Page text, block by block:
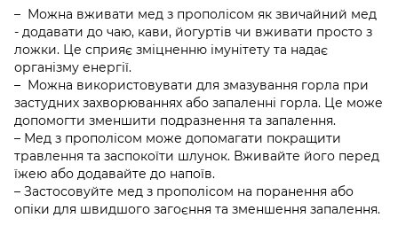
– Можна вживати мед з прополісом як звичайний мед
- додавати до чаю, кави, йогуртів чи вживати просто з
ложки. Це сприяє зміцненню імунітету та надає
організму енергії.
– Можна використовувати для змазування горла при
застудних захворюваннях або запаленні горла. Це може
допомогти зменшити подразнення та запалення.
– Мед з прополісом може допомагати покращити
травлення та заспокоїти шлунок. Вживайте його перед
їжею або додавайте до напоїв.
– Застосовуйте мед з прополісом на поранення або
опіки для швидшого загоєння та зменшення запалення.